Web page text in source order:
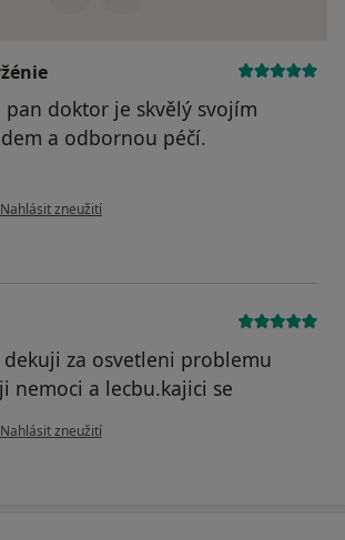
pan doktor je skvělý svojím
a odbornou péčí.
podle názoru uživatele Nohlová Evžénie
Nahlásit zneužití
za osvetleni problemu
nemoci a lecbu.kajici se
podle názoru uživatele Navratil J.
Nahlásit zneužití